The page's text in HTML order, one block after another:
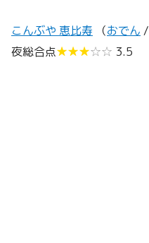
こんぶや 恵比寿 （おでん /
夜総合点★★★☆☆ 3.5